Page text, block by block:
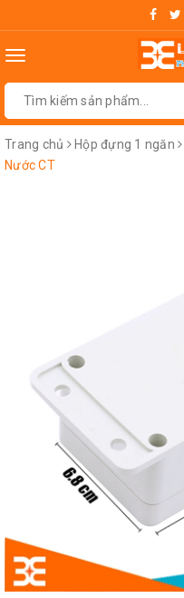
Toggle
Trang chủ Hộp đựng 1 ngăn
Nước CT